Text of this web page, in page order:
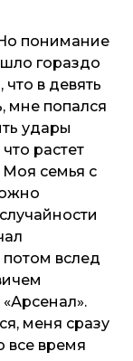
понимание
гораздо
в девять
мне попался
удары
растет
Моя семья с
вслед
меня сразу
все время